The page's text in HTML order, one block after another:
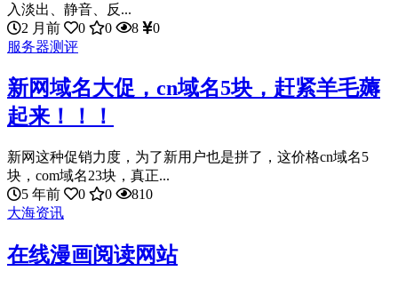
入淡出、静音、反...
2 月前
0 0 8
0
服务器测评
新网域名大促，cn域名5块，赶紧羊毛薅
起来！！！
新网这种促销力度，为了新用户也是拼了，这价格cn域名5
块，com域名23块，真正...
5 年前
0 0
810
大海资讯
在线漫画阅读网站